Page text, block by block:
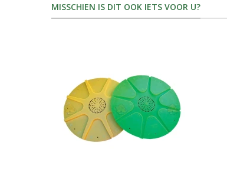
MISSCHIEN IS DIT OOK IETS VOOR U?